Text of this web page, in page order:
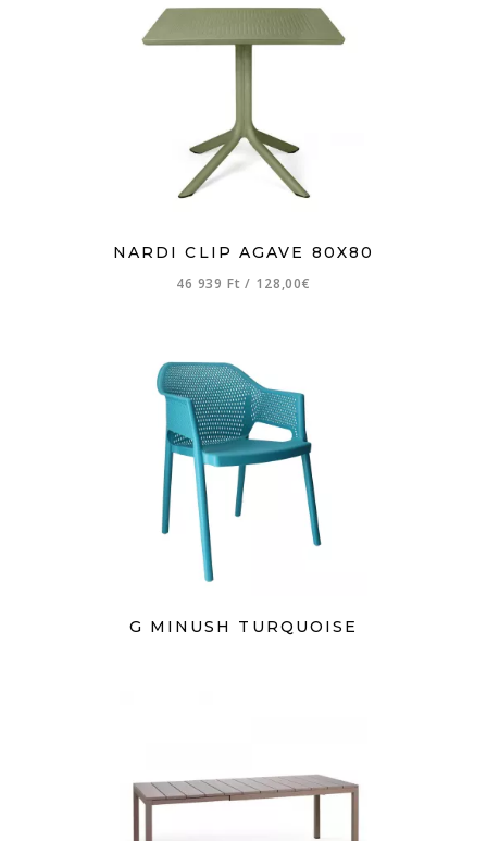
NARDI CLIP AGAVE 80X80
46 939 Ft/ 128,00€
G MINUSH TURQUOISE